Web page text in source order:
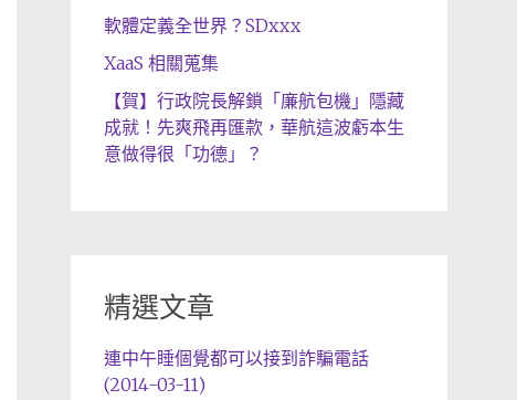
軟體定義全世界？SDxxx
XaaS 相關蒐集
【賀】行政院長解鎖「廉航包機」隱藏
成就！先爽飛再匯款，華航這波虧本生
意做得很「功德」？
精選文章
連中午睡個覺都可以接到詐騙電話
(2014-03-11)